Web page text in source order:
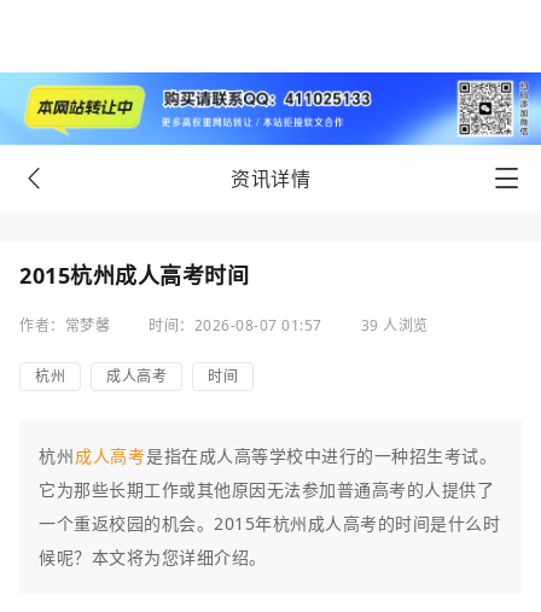
资讯详情
2015杭州成人高考时间
作者：常梦馨 时间：2026-08-07 01:57 39 人浏览
杭州 成人高考 时间
杭州成人高考是指在成人高等学校中进行的一种招生考试。
它为那些长期工作或其他原因无法参加普通高考的人提供了
一个重返校园的机会。2015年杭州成人高考的时间是什么时
候呢？本文将为您详细介绍。